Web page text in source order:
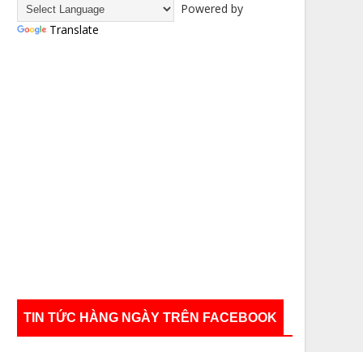
Powered by
Translate
TIN TỨC HÀNG NGÀY TRÊN FACEBOOK